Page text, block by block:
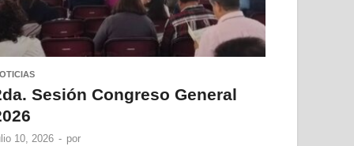
Sesión Congreso General
10, 2026 - por